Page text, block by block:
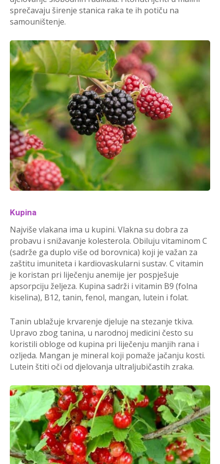
sprečavaju širenje stanica raka te ih potiču na
samouništenje.
Kupina
Najviše vlakana ima u kupini. Vlakna su dobra za
probavu i snižavanje kolesterola. Obiluju vitaminom C
(sadrže ga duplo više od borovnica) koji je važan za
zaštitu imuniteta i kardiovaskularni sustav. C vitamin
je koristan pri liječenju anemije jer pospješuje
apsorpciju željeza. Kupina sadrži i vitamin B9 (folna
kiselina), B12, tanin, fenol, mangan, lutein i folat.
Tanin ublažuje krvarenje djeluje na stezanje tkiva.
Upravo zbog tanina, u narodnoj medicini često su
koristili obloge od kupina pri liječenju manjih rana i
ozljeda. Mangan je mineral koji pomaže jačanju kosti.
Lutein štiti oči od djelovanja ultraljubičastih zraka.